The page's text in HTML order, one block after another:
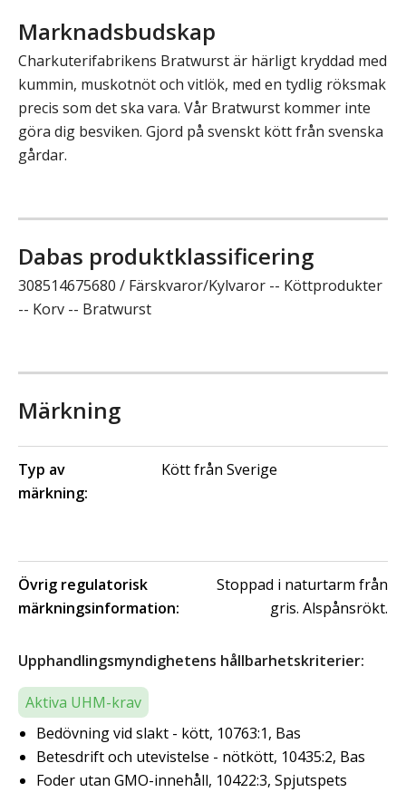
Marknadsbudskap
Charkuterifabrikens Bratwurst är härligt kryddad med
kummin, muskotnöt och vitlök, med en tydlig röksmak
precis som det ska vara. Vår Bratwurst kommer inte
göra dig besviken. Gjord på svenskt kött från svenska
gårdar.
Dabas produktklassificering
308514675680 / Färskvaror/Kylvaror -- Köttprodukter
-- Korv -- Bratwurst
Märkning
Typ av
märkning:
Kött från Sverige
Övrig regulatorisk
märkningsinformation:
Stoppad i naturtarm från
gris. Alspånsrökt.
Upphandlingsmyndighetens hållbarhetskriterier:
Aktiva UHM-krav
Bedövning vid slakt - kött, 10763:1, Bas
Betesdrift och utevistelse - nötkött, 10435:2, Bas
Foder utan GMO-innehåll, 10422:3, Spjutspets